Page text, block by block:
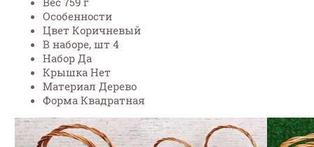
Особенности
Цвет Коричневый
В наборе, шт 4
Набор Да
Крышка Нет
Материал Дерево
Форма Квадратная